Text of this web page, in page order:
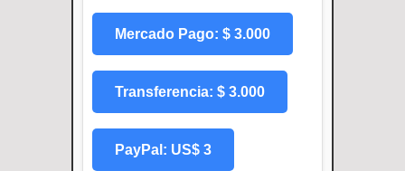
Mercado Pago: $ 3.000
Transferencia: $ 3.000
PayPal: US$ 3